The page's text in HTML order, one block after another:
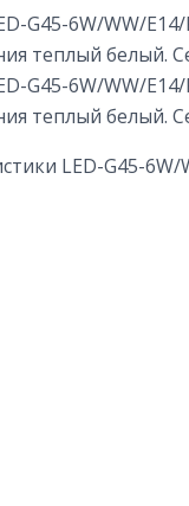
G45-6W/WW/
теплый белый.
G45-6W/WW/
теплый белый.
LED-G45-6W/